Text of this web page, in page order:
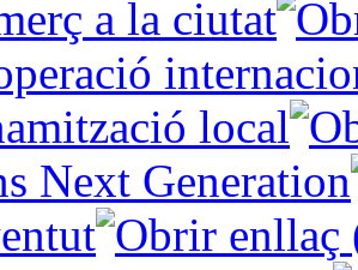
a la ciutat
local
Next Generation